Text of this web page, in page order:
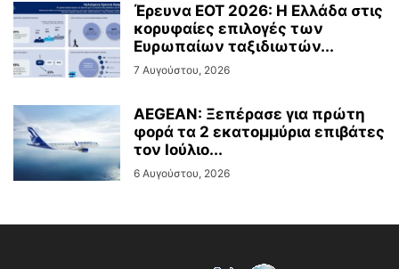
Έρευνα ΕΟΤ 2026: Η Ελλάδα στις
κορυφαίες επιλογές των
Ευρωπαίων ταξιδιωτών...
7 Αυγούστου, 2026
AEGEAN: Ξεπέρασε για πρώτη
φορά τα 2 εκατομμύρια επιβάτες
τον Ιούλιο...
6 Αυγούστου, 2026